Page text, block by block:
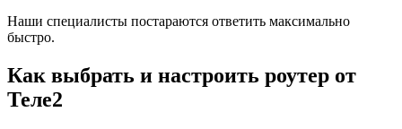
Наши специалисты постараются ответить максимально
быстро.
Как выбрать и настроить роутер от
Теле2